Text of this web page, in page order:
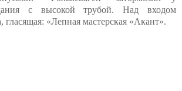
с высокой трубой. Над входом
гласящая: «Лепная мастерская «Акант».